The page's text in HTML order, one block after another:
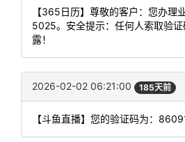
【365日历】尊敬的客户：您办理
5025。安全提示：任何人索取验
露！
2026-02-02 06:21:00 185天前
【斗鱼直播】您的验证码为：